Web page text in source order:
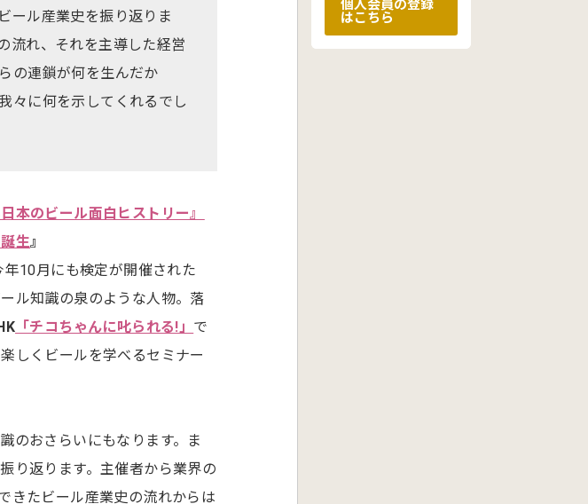
ール産業史を振り返りま
流れ、それを主導した経営
の連鎖が何を生んだか
々に何を示してくれるでし
本のビール面白ヒストリー』
生』
10月にも検定が開催された
ル知識の泉のような人物。落
「チコちゃんに叱られる!」 で
しくビールを学べるセミナー
のおさらいにもなります。ま
り返ります。主催者から業界の
きたビール産業史の流れからは
個人会員の登録
はこちら